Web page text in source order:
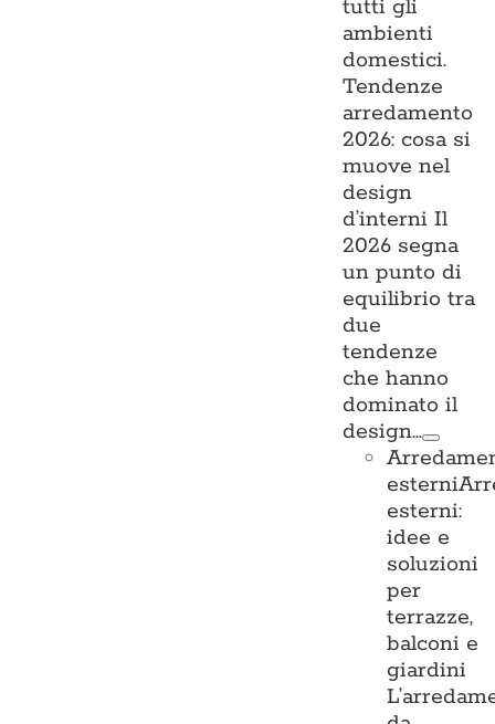
tutti gli
ambienti
domestici.
Tendenze
arredamento
2026: cosa si
muove nel
design
d’interni Il
2026 segna
un punto di
equilibrio tra
due
tendenze
che hanno
dominato il
design…
esterni
esterni:
idee e
soluzioni
per
terrazze,
balconi e
giardini